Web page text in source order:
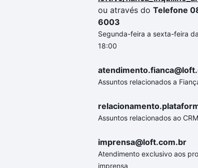
ou através do Telefone
6003
Segunda-feira a sexta-feira
18:00
Assuntos relacionados a
Assuntos relacionados ao
imprensa@loft.com.br
Atendimento exclusivo aos
imprensa